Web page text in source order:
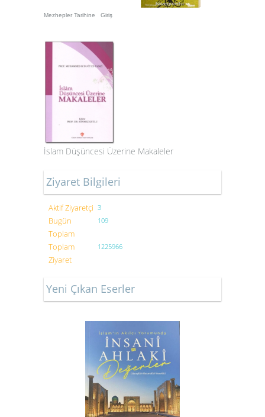
Mezhepler Tarihine Giriş
İslam Düşüncesi Üzerine Makaleler
Ziyaret Bilgileri
Aktif Ziyaretçi 3
Bugün
Toplam
109
Toplam
Ziyaret
1225966
Yeni Çıkan Eserler